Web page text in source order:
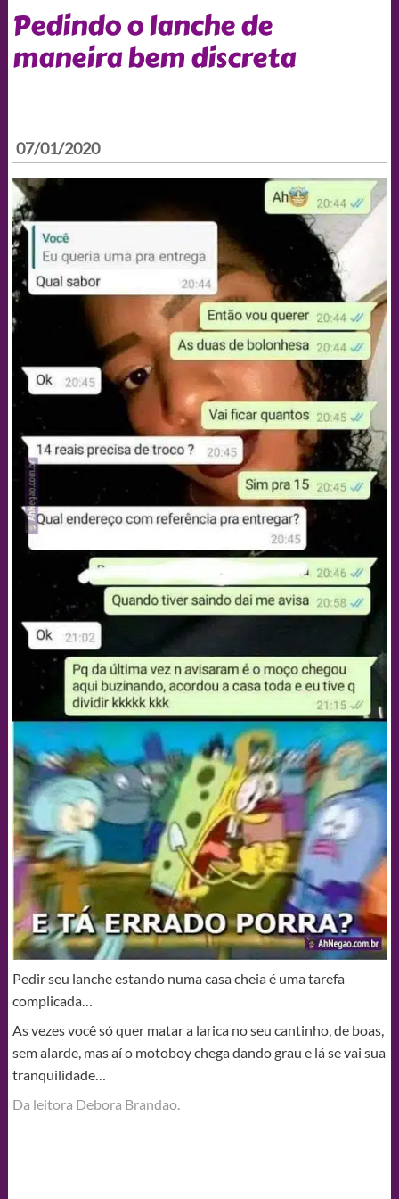
Pedindo o lanche de
maneira bem discreta
07/01/2020
Pedir seu lanche estando numa casa cheia é uma tarefa
complicada…
As vezes você só quer matar a larica no seu cantinho, de boas,
sem alarde, mas aí o motoboy chega dando grau e lá se vai sua
tranquilidade…
‎Da leitora Debora Brandao‎.